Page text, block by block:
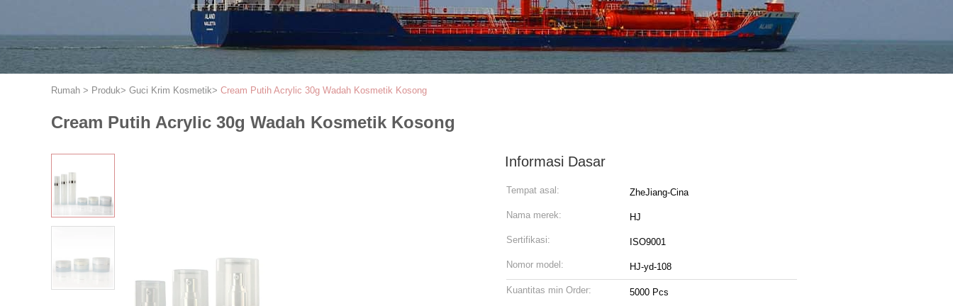
Rumah > Produk> Guci Krim Kosmetik> Cream Putih Acrylic 30g Wadah Kosmetik Kosong
Cream Putih Acrylic 30g Wadah Kosmetik Kosong
Informasi Dasar
Tempat asal: ZheJiang-Cina
Nama merek: HJ
Sertifikasi: ISO9001
Nomor model: HJ-yd-108
Kuantitas min Order: 5000 Pcs